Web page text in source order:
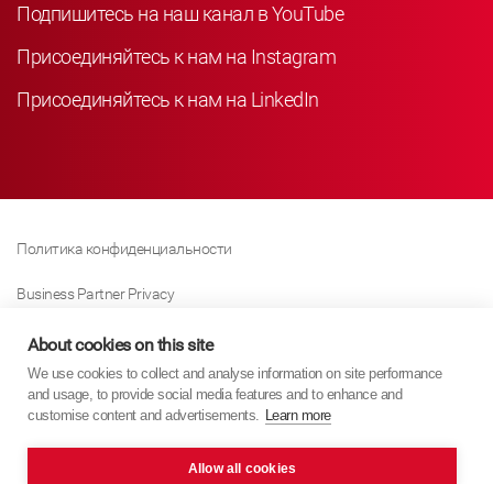
Подпишитесь на наш канал в YouTube
Присоединяйтесь к нам на Instagram
Присоединяйтесь к нам на LinkedIn
Политика конфиденциальности
Business Partner Privacy
Политика Использования Файлов «куки»
Modern Slavery Act Policy
About cookies on this site
We use cookies to collect and analyse information on site performance
and usage, to provide social media features and to enhance and
customise content and advertisements. Learn more
Allow all cookies